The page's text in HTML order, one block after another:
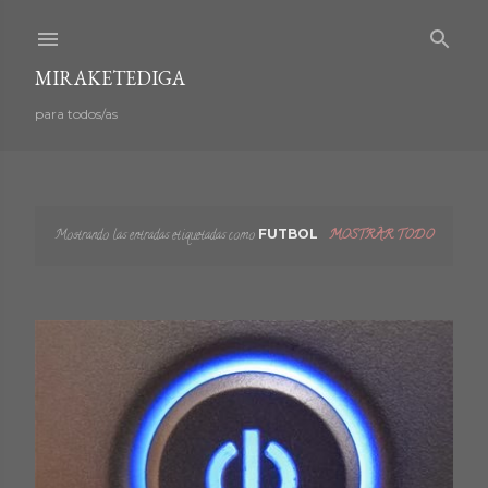
MIRAKETEDIGA
para todos/as
Mostrando las entradas etiquetadas como FUTBOL MOSTRAR TODO